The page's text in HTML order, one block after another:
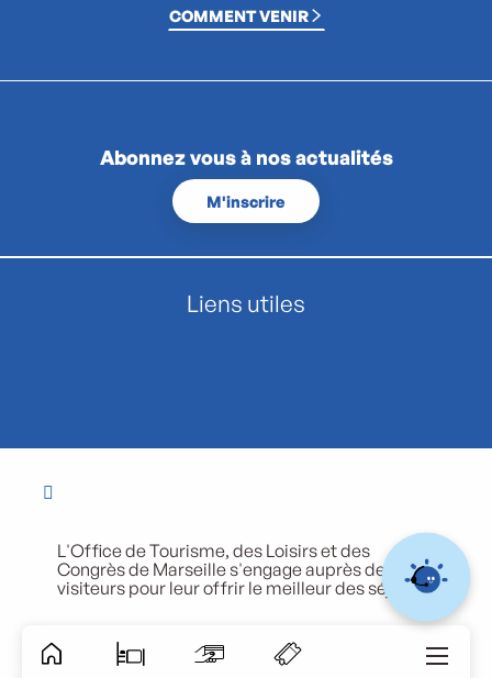
COMMENT VENIR
Abonnez vous à nos actualités
M'inscrire
Liens utiles
L'Office de Tourisme, des Loisirs et des
Congrès de Marseille s'engage auprès de ses
visiteurs pour leur offrir le meilleur des séjours.